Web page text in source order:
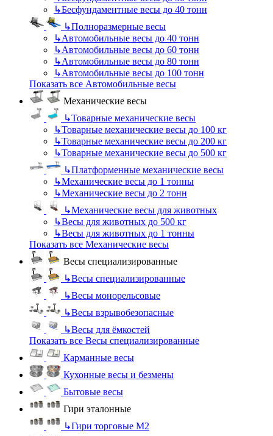
↳Бесфундаментные весы до 40 тонн
↳Полноразмерные весы
↳Автомобильные весы до 40 тонн
↳Автомобильные весы до 60 тонн
↳Автомобильные весы до 80 тонн
↳Автомобильные весы до 100 тонн
Показать все Автомобильные весы
Механические весы
↳Товарные механические весы
↳Товарные механические весы до 100 кг
↳Товарные механические весы до 200 кг
↳Товарные механические весы до 500 кг
↳Платформенные механические весы
↳Механические весы до 1 тонны
↳Механические весы до 2 тонн
↳Механические весы для животных
↳Весы для животных до 500 кг
↳Весы для животных до 1 тонны
Показать все Механические весы
Весы специализированные
↳Весы специализированные
↳Весы монорельсовые
↳Весы взрывобезопасные
↳Весы для ёмкостей
Показать все Весы специализированные
Карманные весы
Кухонные весы и безмены
Бытовые весы
Гири эталонные
↳Гири торговые М2